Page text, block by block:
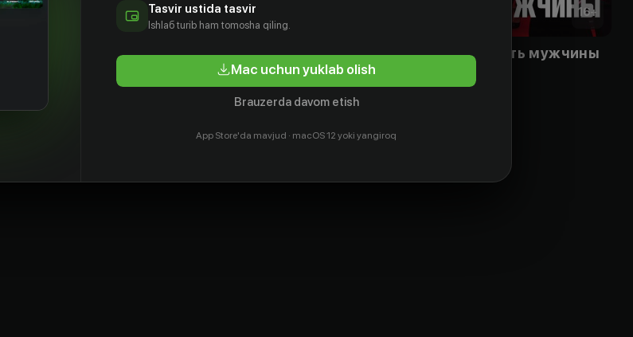
16+
Любитель сглазить Не встречайся с ним, пожалуйста!
Obuna
16+
Мужчины есть мужчины
Tasvir ustida tasvir
Ishlаб turib ham tomosha qiling.
Mac uchun yuklab olish
Brauzerda davom etish
App Store'da mavjud · macOS 12 yoki yangiroq